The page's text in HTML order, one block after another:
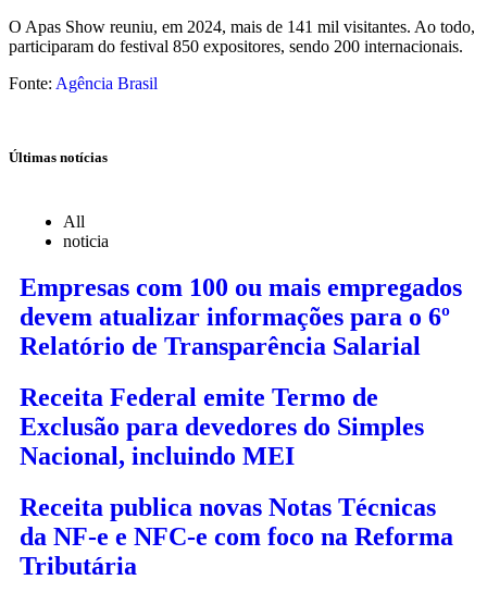
O Apas Show reuniu, em 2024, mais de 141 mil visitantes. Ao todo,
participaram do festival 850 expositores, sendo 200 internacionais.
Fonte: Agência Brasil
Últimas notícias
All
noticia
Empresas com 100 ou mais empregados
devem atualizar informações para o 6º
Relatório de Transparência Salarial
Receita Federal emite Termo de
Exclusão para devedores do Simples
Nacional, incluindo MEI
Receita publica novas Notas Técnicas
da NF-e e NFC-e com foco na Reforma
Tributária